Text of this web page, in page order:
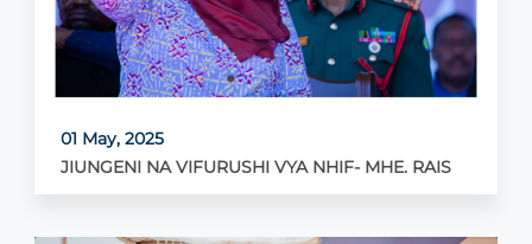
01 May, 2025
JIUNGENI NA VIFURUSHI VYA NHIF- MHE. RAIS